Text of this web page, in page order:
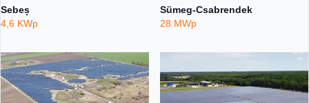
Sebeș
4,6 KWp
Sümeg-Csabrendek
28 MWp